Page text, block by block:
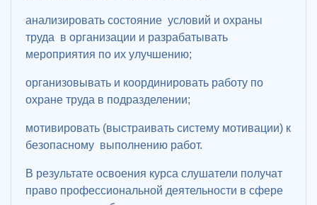
анализировать состояние условий и охраны
труда в организации и разрабатывать
мероприятия по их улучшению;
организовывать и координировать работу по
охране труда в подразделении;
мотивировать (выстраивать систему мотивации) к
безопасному выполнению работ.
В результате освоения курса слушатели получат
право профессиональной деятельности в сфере